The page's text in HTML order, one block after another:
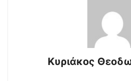
Κυριάκος